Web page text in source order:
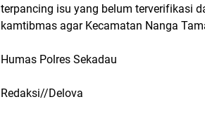
terpancing isu yang belum terverifikasi
kamtibmas agar Kecamatan Nanga
Humas Polres Sekadau
Redaksi//Delova